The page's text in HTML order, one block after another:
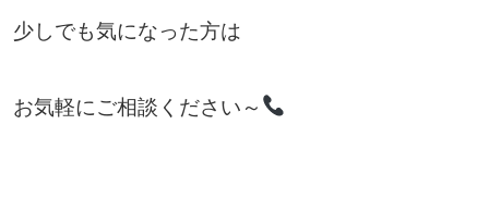
少しでも気になった方は
お気軽にご相談ください～